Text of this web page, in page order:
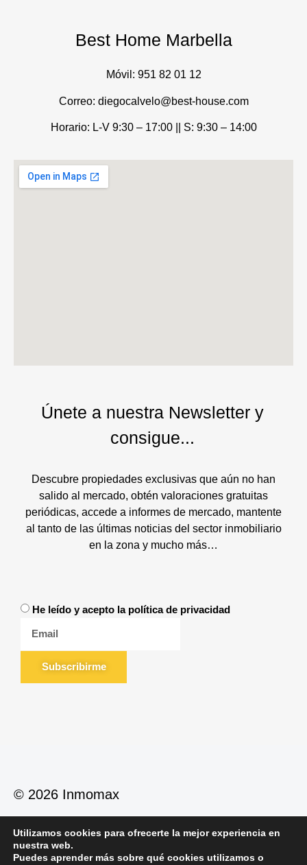
Best Home Marbella
Móvil: 951 82 01 12
Correo: diegocalvelo@best-house.com
Horario: L-V 9:30 – 17:00 || S: 9:30 – 14:00
Únete a nuestra Newsletter y
consigue...
Descubre propiedades exclusivas que aún no han
salido al mercado, obtén valoraciones gratuitas
periódicas, accede a informes de mercado, mantente
al tanto de las últimas noticias del sector inmobiliario
en la zona y mucho más…
He leído y acepto la política de privacidad
Subscribirme
© 2026 Inmomax
Política de PrivacidadPolítica de Cookies
Aviso Legal
Utilizamos cookies para ofrecerte la mejor experiencia en
nuestra web.
Puedes aprender más sobre qué cookies utilizamos o